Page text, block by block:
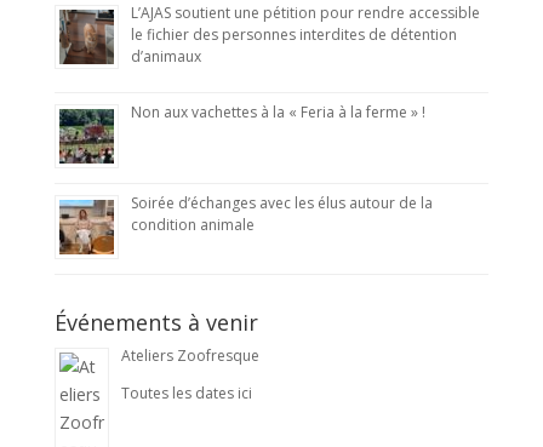
L’AJAS soutient une pétition pour rendre accessible
le fichier des personnes interdites de détention
d’animaux
Non aux vachettes à la « Feria à la ferme » !
Soirée d’échanges avec les élus autour de la
condition animale
Événements à venir
Ateliers Zoofresque
Toutes les dates ici